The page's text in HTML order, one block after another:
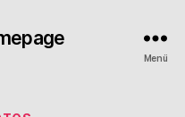
Menü